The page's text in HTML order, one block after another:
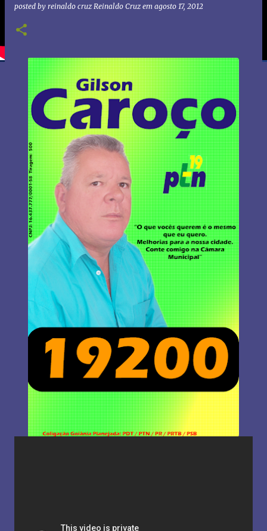
posted by reinaldo cruz Reinaldo Cruz em agosto 17, 2012